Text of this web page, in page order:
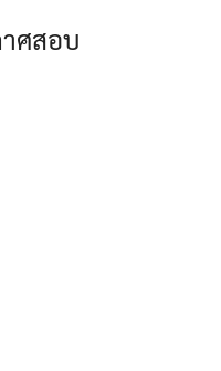
ศสอบ